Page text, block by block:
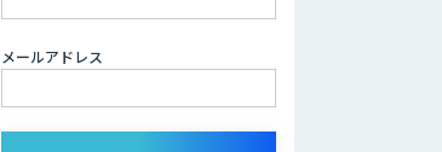
メールアドレス